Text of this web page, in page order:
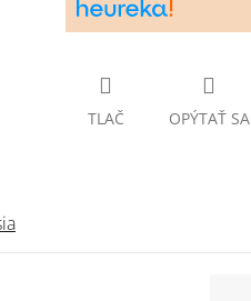
TLAČ OPÝTAŤ SA